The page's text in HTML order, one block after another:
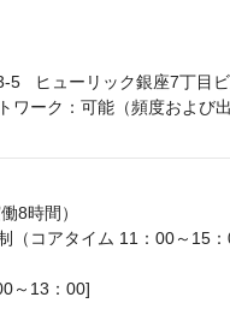
ヒューリック銀座7丁目
ワーク：可能（頻度および
8時間）
（コアタイム 11：00～15：
～13：00]